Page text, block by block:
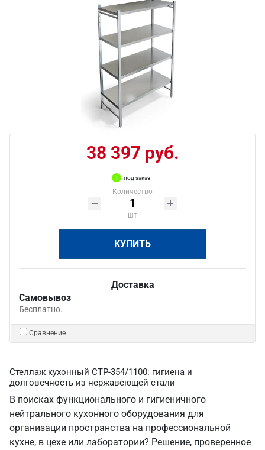
38 397 руб.
под заказ
Количество
шт
КУПИТЬ
Доставка
Самовывоз
Бесплатно.
Сравнение
Стеллаж кухонный СТР-354/1100: гигиена и
долговечность из нержавеющей стали
В поисках функционального и гигиеничного
нейтрального кухонного оборудования для
организации пространства на профессиональной
кухне, в цехе или лаборатории? Решение, проверенное